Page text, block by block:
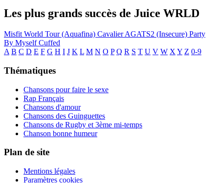
Les plus grands succès de Juice WRLD
Misfit World Tour (Aquafina) CavalierAGATS2 (Insecure) Party
By MyselfCuffed
A B C D E F G H I J K L M N O P Q R S T U V W X Y Z 0-9
Thématiques
Chansons pour faire le sexe
Rap Français
Chansons d'amour
Chansons des Guinguettes
Chansons de Rugby et 3ème mi-temps
Chanson bonne humeur
Plan de site
Mentions légales
Paramètres cookies